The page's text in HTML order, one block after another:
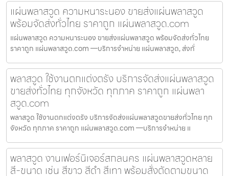
แผ่นพลาสวูด ความหนาระนอง ขายส่งแผ่นพลาสวูด
พร้อมจัดส่งทั่วไทย ราคาถูก แผ่นพลาสวูด.com
แผ่นพลาสวูด ความหนาระนอง ขายส่งแผ่นพลาสวูด พร้อมจัดส่งทั่วไทย
ราคาถูก แผ่นพลาสวูด.com —บริการจำหน่าย แผ่นพลาสวูด, ส่งทั่
พลาสวูด ใช้งานตกแต่งตรัง บริการจัดส่งแผ่นพลาสวูด
ขายส่งทั่วไทย ทุกจังหวัด ทุกภาค ราคาถูก แผ่นพลา
สวูด.com
พลาสวูด ใช้งานตกแต่งตรัง บริการจัดส่งแผ่นพลาสวูดขายส่งทั่วไทย ทุก
จังหวัด ทุกภาค ราคาถูก แผ่นพลาสวูด.com —บริการจำหน่าย แ
พลาสวูด งานเฟอร์นิเจอร์สกลนคร แผ่นพลาสวูดหลาย
สี-ขนาด เช่น สีขาว สีดำ สีเทา พร้อมสั่งตัดตามขนาด